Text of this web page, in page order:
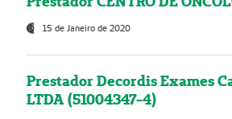
15 de Janeiro de 2020
Prestador Decordis Exames
LTDA (51004347-4)